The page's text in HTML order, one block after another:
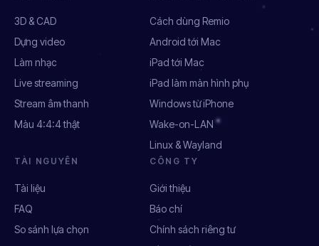
3D & CAD
Dựng video
Làm nhạc
Live streaming
Stream âm thanh
Màu 4:4:4 thật
Cách dùng Remio
Android tới Mac
iPad tới Mac
iPad làm màn hình phụ
Windows từ iPhone
Wake-on-LAN
Linux & Wayland
TÀI NGUYÊN
Tài liệu
FAQ
So sánh lựa chọn
CÔNG TY
Giới thiệu
Báo chí
Chính sách riêng tư